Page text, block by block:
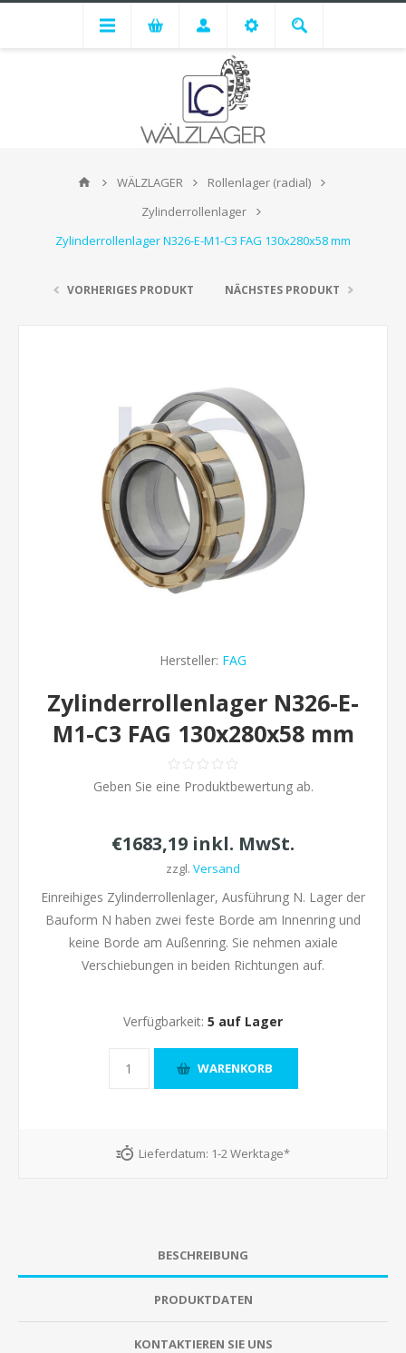
WÄLZLAGER
Rollenlager (radial)
Zylinderrollenlager
Zylinderrollenlager N326-E-M1-C3 FAG 130x280x58 mm
VORHERIGES PRODUKT NÄCHSTES PRODUKT
Hersteller: FAG
Zylinderrollenlager N326-E-
M1-C3 FAG 130x280x58 mm
Geben Sie eine Produktbewertung ab.
€1683,19 inkl. MwSt.
zzgl. Versand
Einreihiges Zylinderrollenlager, Ausführung N. Lager der
Bauform N haben zwei feste Borde am Innenring und
keine Borde am Außenring. Sie nehmen axiale
Verschiebungen in beiden Richtungen auf.
Verfügbarkeit: 5 auf Lager
Lieferdatum: 1-2 Werktage*
BESCHREIBUNG
PRODUKTDATEN
KONTAKTIEREN SIE UNS